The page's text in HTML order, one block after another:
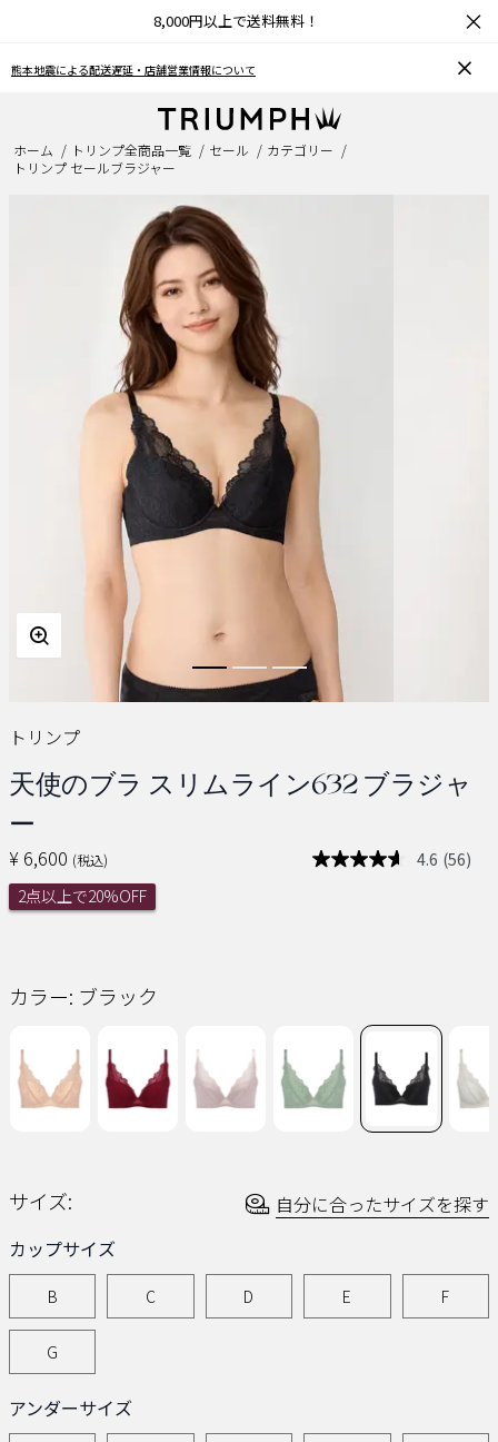
8,000円以上で送料無料！ ×
いて お気に入り機能をご利用のお客様へ
ホーム トリンプ全商品一覧 セール
カテゴリー
トリンプ セールブラジャー
トリンプ
天使のブラ スリムライン632 ブラジャ
ー
¥ 6,600 (税込) 4.6 レ
ペ
ー
ジ
の
リ
ン
ク。
(56)
2点以上で20%OFF
カラー: ブラック
サイズ:
自分に合ったサイズを探す
カップサイズ
B C D E F
G
アンダーサイズ